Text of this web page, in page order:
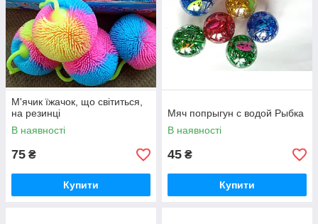
М'ячик їжачок, що світиться,
на резинці
В наявності
75 ₴
Купити
Мяч попрыгун с водой Рыбка
В наявності
45 ₴
Купити